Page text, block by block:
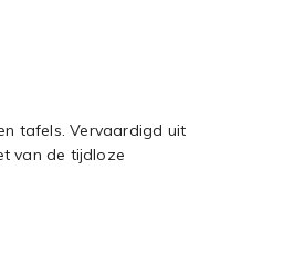
tafels. Vervaardigd uit
van de tijdloze